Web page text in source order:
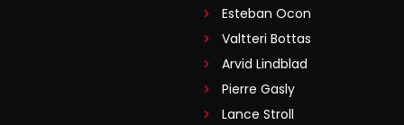
Esteban Ocon
Valtteri Bottas
Arvid Lindblad
Pierre Gasly
Lance Stroll